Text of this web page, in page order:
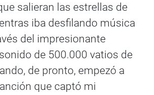
salieran las estrellas de
iba desfilando música
del impresionante
de 500.000 vatios de
de pronto, empezó a
que captó mi